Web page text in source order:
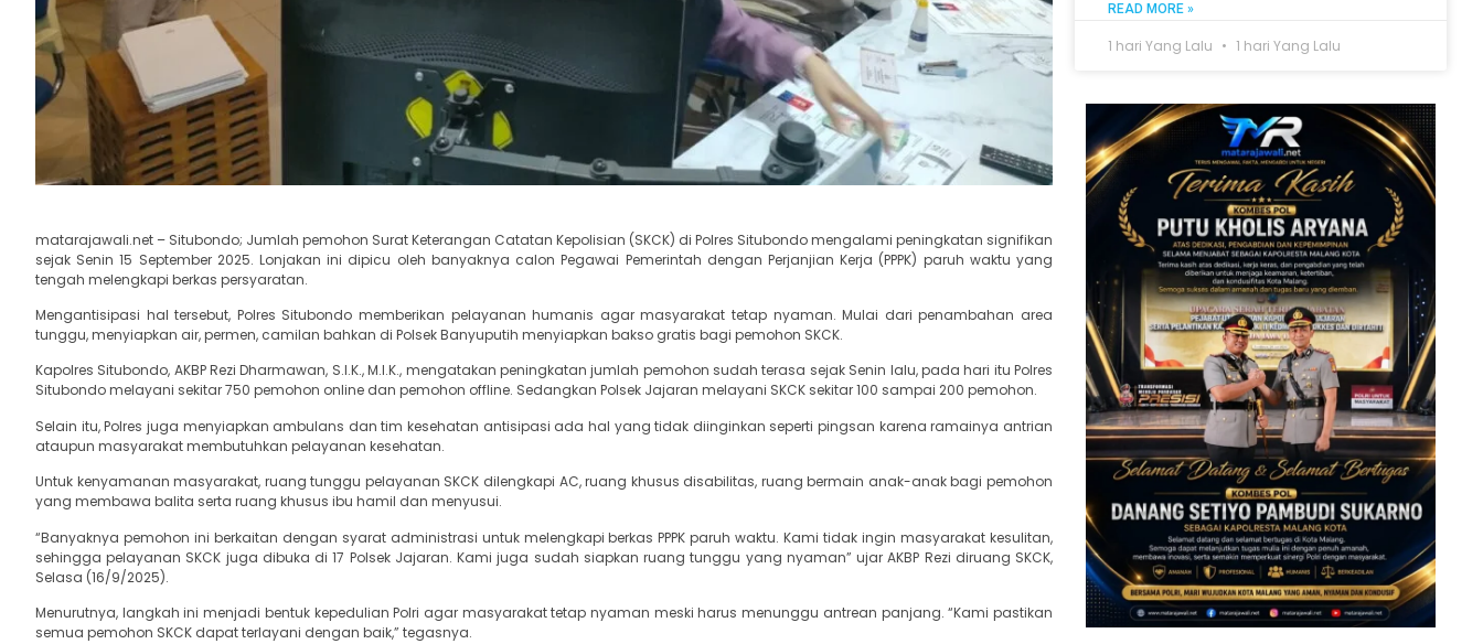
matarajawali.net – Situbondo; Jumlah pemohon Surat Keterangan Catatan Kepolisian (SKCK) di Polres Situbondo mengalami peningkatan signifikan
sejak Senin 15 September 2025. Lonjakan ini dipicu oleh banyaknya calon Pegawai Pemerintah dengan Perjanjian Kerja (PPPK) paruh waktu yang
tengah melengkapi berkas persyaratan.
Mengantisipasi hal tersebut, Polres Situbondo memberikan pelayanan humanis agar masyarakat tetap nyaman. Mulai dari penambahan area
tunggu, menyiapkan air, permen, camilan bahkan di Polsek Banyuputih menyiapkan bakso gratis bagi pemohon SKCK.
Kapolres Situbondo, AKBP Rezi Dharmawan, S.I.K., M.I.K., mengatakan peningkatan jumlah pemohon sudah terasa sejak Senin lalu, pada hari itu Polres
Situbondo melayani sekitar 750 pemohon online dan pemohon offline. Sedangkan Polsek Jajaran melayani SKCK sekitar 100 sampai 200 pemohon.
Selain itu, Polres juga menyiapkan ambulans dan tim kesehatan antisipasi ada hal yang tidak diinginkan seperti pingsan karena ramainya antrian
ataupun masyarakat membutuhkan pelayanan kesehatan.
Untuk kenyamanan masyarakat, ruang tunggu pelayanan SKCK dilengkapi AC, ruang khusus disabilitas, ruang bermain anak-anak bagi pemohon
yang membawa balita serta ruang khusus ibu hamil dan menyusui.
“Banyaknya pemohon ini berkaitan dengan syarat administrasi untuk melengkapi berkas PPPK paruh waktu. Kami tidak ingin masyarakat kesulitan,
sehingga pelayanan SKCK juga dibuka di 17 Polsek Jajaran. Kami juga sudah siapkan ruang tunggu yang nyaman” ujar AKBP Rezi diruang SKCK,
Selasa (16/9/2025).
Menurutnya, langkah ini menjadi bentuk kepedulian Polri agar masyarakat tetap nyaman meski harus menunggu antrean panjang. “Kami pastikan
semua pemohon SKCK dapat terlayani dengan baik,” tegasnya.
READ MORE »
1 hari Yang Lalu 1 hari Yang Lalu